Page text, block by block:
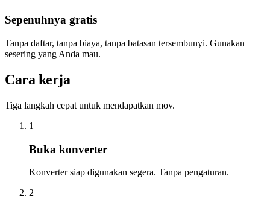
Sepenuhnya gratis
Tanpa daftar, tanpa biaya, tanpa batasan tersembunyi. Gunakan
sesering yang Anda mau.
Cara kerja
Tiga langkah cepat untuk mendapatkan mov.
1
Buka konverter
Konverter siap digunakan segera. Tanpa pengaturan.
2